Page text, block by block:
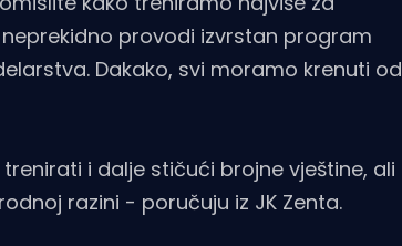
provodi izvrstan program
Dakako, svi moramo krenuti od
i dalje stičući brojne vještine, ali
razini - poručuju iz JK Zenta.